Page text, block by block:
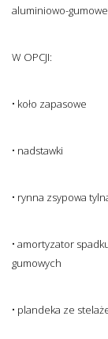
aluminiowo-
W OPCJI:
• koło zapasowe
• nadstawki
• rynna zsypowa
• amortyzator
gumowych
• plandeka ze